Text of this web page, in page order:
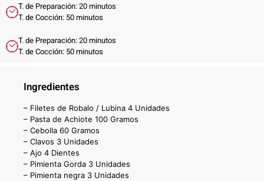
T. de Preparación: 20 minutos
T. de Cocción: 50 minutos
T. de Preparación: 20 minutos
T. de Cocción: 50 minutos
Ingredientes
– Filetes de Robalo / Lubina 4 Unidades
– Pasta de Achiote 100 Gramos
– Cebolla 60 Gramos
– Clavos 3 Unidades
– Ajo 4 Dientes
– Pimienta Gorda 3 Unidades
– Pimienta negra 3 Unidades